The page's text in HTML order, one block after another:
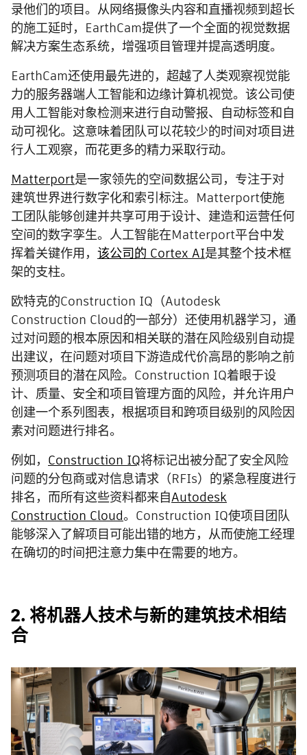
录他们的项目。从网络摄像头内容和直播视频到超长
的施工延时，EarthCam提供了一个全面的视觉数据
解决方案生态系统，增强项目管理并提高透明度。
EarthCam还使用最先进的，超越了人类观察视觉能
力的服务器端人工智能和边缘计算机视觉。该公司使
用人工智能对象检测来进行自动警报、自动标签和自
动可视化。这意味着团队可以花较少的时间对项目进
行人工观察，而花更多的精力采取行动。
Matterport是一家领先的空间数据公司，专注于对
建筑世界进行数字化和索引标注。Matterport使施
工团队能够创建并共享可用于设计、建造和运营任何
空间的数字孪生。人工智能在Matterport平台中发
挥着关键作用， 该公司的 Cortex AI是其整个技术框
架的支柱。
欧特克的Construction IQ（Autodesk
Construction Cloud的一部分）还使用机器学习，通
过对问题的根本原因和相关联的潜在风险级别自动提
出建议，在问题对项目下游造成代价高昂的影响之前
预测项目的潜在风险。Construction IQ着眼于设
计、质量、安全和项目管理方面的风险，并允许用户
创建一个系列图表，根据项目和跨项目级别的风险因
素对问题进行排名。
例如， Construction IQ将标记出被分配了安全风险
问题的分包商或对信息请求（RFIs）的紧急程度进行
排名，而所有这些资料都来自Autodesk
Construction Cloud。Construction IQ使项目团队
能够深入了解项目可能出错的地方，从而使施工经理
在确切的时间把注意力集中在需要的地方。
2. 将机器人技术与新的建筑技术相结
合